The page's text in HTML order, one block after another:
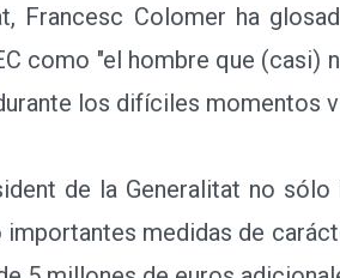
Francesc Colomer ha
como "el hombre que (casi)
los difíciles momentos
de la Generalitat no sólo
importantes medidas de